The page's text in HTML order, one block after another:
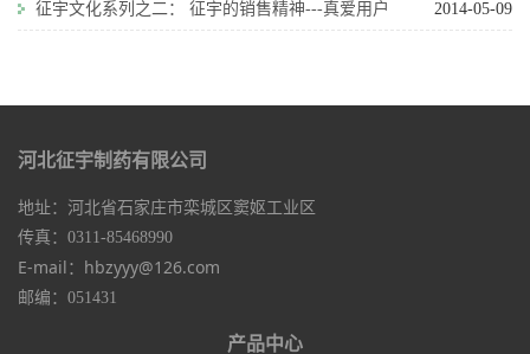
2014-05-09
征宇文化系列之二： 征宇的销售精神---真爱用户
河北征宇制药有限公司
地址：河北省石家庄市栾城区窦妪工业区
传真：0311-85468990
E-mail：hbzyyy@126.com
邮编：051431
产品中心